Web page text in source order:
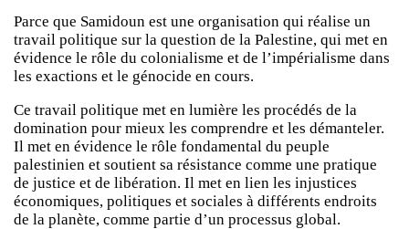
Parce que Samidoun est une organisation qui réalise un
travail politique sur la question de la Palestine, qui met en
évidence le rôle du colonialisme et de l’impérialisme dans
les exactions et le génocide en cours.
Ce travail politique met en lumière les procédés de la
domination pour mieux les comprendre et les démanteler.
Il met en évidence le rôle fondamental du peuple
palestinien et soutient sa résistance comme une pratique
de justice et de libération. Il met en lien les injustices
économiques, politiques et sociales à différents endroits
de la planète, comme partie d’un processus global.